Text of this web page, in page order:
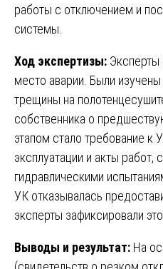
работы с отключением и
системы.
Ход экспертизы: Эксперты
место аварии. Были
трещины на
собственника о
этапом стало требование к
эксплуатации и акты работ,
гидравлическими
УК отказывалась
эксперты зафиксировали
Выводы и результат: На